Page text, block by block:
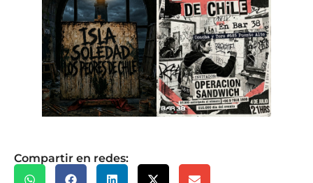
Compartir en redes: